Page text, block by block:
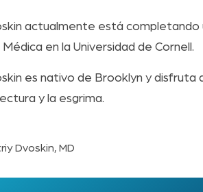
actualmente está
en la Universidad de Cornell.
es nativo de Brooklyn y disfruta
y la esgrima.
Dvoskin, MD